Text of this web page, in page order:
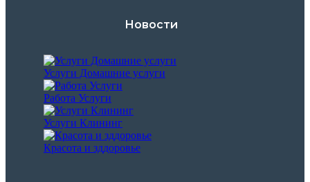
Новости
Услуги Домашние услуги
Работа Услуги
Услуги Клининг
Красота и зддоровье